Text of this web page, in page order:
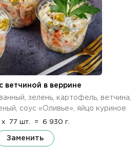
ветчиной в веррине
зелень, картофель, ветчина,
соус «Оливье», яйцо куриное
x 77 шт. = 6 930 г.
Заменить